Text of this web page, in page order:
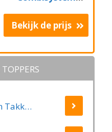
Boomschaar
Takkenschaar -
Bekijk de prijs
WOLF-Garten Takkenschaar POWER CUT RR*** 900 T - lengte 650-900mm - telescoop - aluminium hefboomarmen - 4x meer kracht - messpanning instelbaar